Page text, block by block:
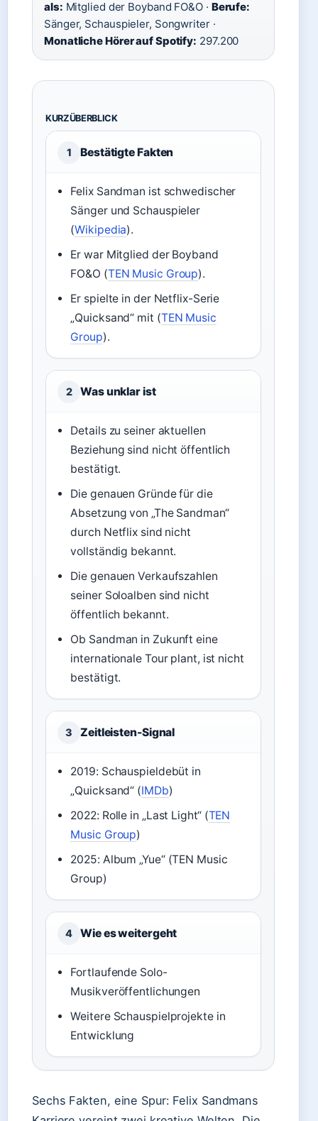
als: Mitglied der Boyband FO&O · Berufe:
Sänger, Schauspieler, Songwriter ·
Monatliche Hörer auf Spotify: 297.200
KURZÜBERBLICK
1 Bestätigte Fakten
Felix Sandman ist schwedischer
Sänger und Schauspieler
(Wikipedia).
Er war Mitglied der Boyband
FO&O (TEN Music Group).
Er spielte in der Netflix-Serie
„Quicksand“ mit (TEN Music
Group).
2 Was unklar ist
Details zu seiner aktuellen
Beziehung sind nicht öffentlich
bestätigt.
Die genauen Gründe für die
Absetzung von „The Sandman“
durch Netflix sind nicht
vollständig bekannt.
Die genauen Verkaufszahlen
seiner Soloalben sind nicht
öffentlich bekannt.
Ob Sandman in Zukunft eine
internationale Tour plant, ist nicht
bestätigt.
3 Zeitleisten-Signal
2019: Schauspieldebüt in
„Quicksand“ (IMDb)
2022: Rolle in „Last Light“ (TEN
Music Group)
2025: Album „Yue“ (TEN Music
Group)
4 Wie es weitergeht
Fortlaufende Solo-
Musikveröffentlichungen
Weitere Schauspielprojekte in
Entwicklung
Sechs Fakten, eine Spur: Felix Sandmans